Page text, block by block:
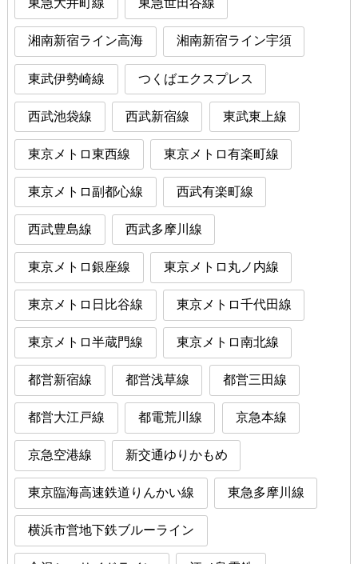
東急大井町線 東急世田谷線
湘南新宿ライン高海 湘南新宿ライン宇須
東武伊勢崎線 つくばエクスプレス
西武池袋線 西武新宿線 東武東上線
東京メトロ東西線 東京メトロ有楽町線
東京メトロ副都心線 西武有楽町線
西武豊島線 西武多摩川線
東京メトロ銀座線 東京メトロ丸ノ内線
東京メトロ日比谷線 東京メトロ千代田線
東京メトロ半蔵門線 東京メトロ南北線
都営新宿線 都営浅草線 都営三田線
都営大江戸線 都電荒川線 京急本線
京急空港線 新交通ゆりかもめ
東京臨海高速鉄道りんかい線 東急多摩川線
横浜市営地下鉄ブルーライン